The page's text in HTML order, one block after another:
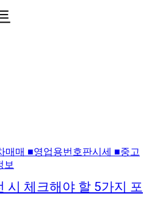
매매 ■영업용번호판시세 ■중고
보
시 체크해야 할 5가지 포